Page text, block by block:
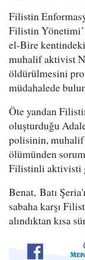
Filistin
Filistin
el-Bire
muhalif aktivist
öldürülmesini
müdahalede
Öte yandan
oluşturduğu
polisinin, muhalif
ölümünden
Filistinli aktivisti
Benat, Batı
sabaha karşı
alındıktan kısa